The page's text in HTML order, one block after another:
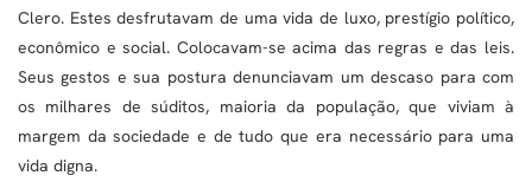
Clero. Estes desfrutavam de uma vida de luxo, prestígio político,
econômico e social. Colocavam-se acima das regras e das leis.
Seus gestos e sua postura denunciavam um descaso para com
os milhares de súditos, maioria da população, que viviam à
margem da sociedade e de tudo que era necessário para uma
vida digna.